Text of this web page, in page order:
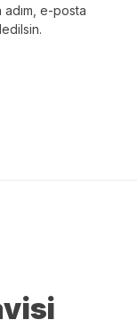
adım, e-posta